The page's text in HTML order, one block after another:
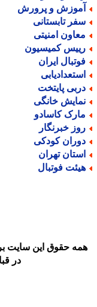
و پرورش
تابستانی
امنیتی
کمیسیون
ایران
پایتخت
خانگی
کاسادو
خبرنگار
کودکی
تهران
فوتبال
حقوق این سایت
در